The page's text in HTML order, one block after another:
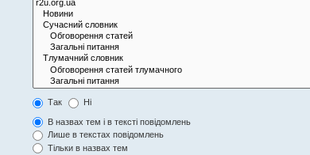
Так Ні
В назвах тем і в тексті повідомлень
Лише в текстах повідомлень
Тільки в назвах тем